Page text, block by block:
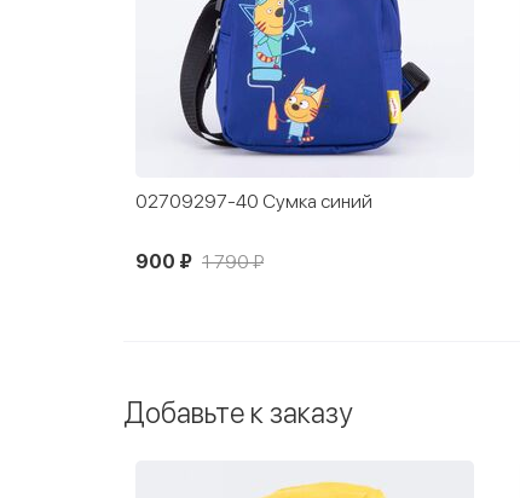
02709297-40 Сумка синий
900 ₽ 1 790 ₽
Добавьте к заказу